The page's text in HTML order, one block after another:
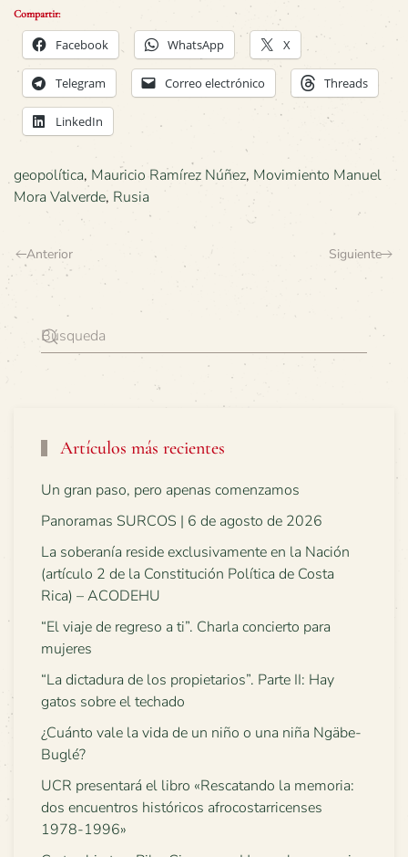
Compartir:
Facebook WhatsApp X
Telegram Correo electrónico Threads
LinkedIn
geopolítica, Mauricio Ramírez Núñez, Movimiento Manuel
Mora Valverde, Rusia
Anterior Siguiente
Artículos más recientes
Un gran paso, pero apenas comenzamos
Panoramas SURCOS | 6 de agosto de 2026
La soberanía reside exclusivamente en la Nación
(artículo 2 de la Constitución Política de Costa
Rica) – ACODEHU
“El viaje de regreso a ti”. Charla concierto para
mujeres
“La dictadura de los propietarios”. Parte II: Hay
gatos sobre el techado
¿Cuánto vale la vida de un niño o una niña Ngäbe-
Buglé?
UCR presentará el libro «Rescatando la memoria:
dos encuentros históricos afrocostarricenses
1978-1996»